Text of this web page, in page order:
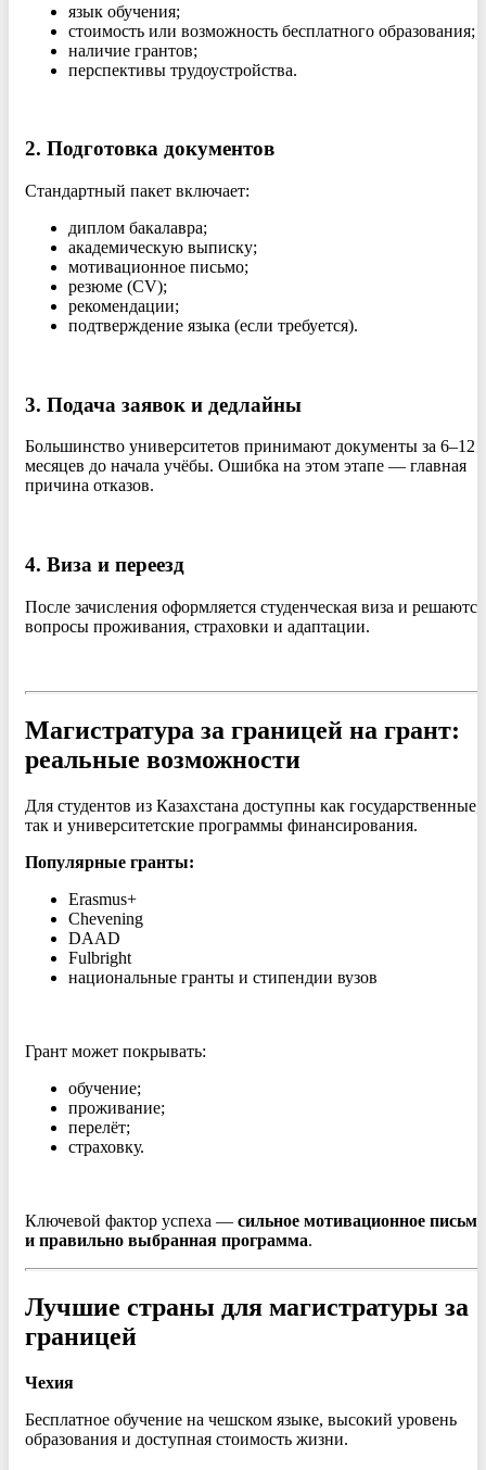
язык обучения;
стоимость или возможность бесплатного образования;
наличие грантов;
перспективы трудоустройства.
2. Подготовка документов
Стандартный пакет включает:
диплом бакалавра;
академическую выписку;
мотивационное письмо;
резюме (CV);
рекомендации;
подтверждение языка (если требуется).
3. Подача заявок и дедлайны
Большинство университетов принимают документы за 6–12
месяцев до начала учёбы. Ошибка на этом этапе — главная
причина отказов.
4. Виза и переезд
После зачисления оформляется студенческая виза и решаются
вопросы проживания, страховки и адаптации.
Магистратура за границей на грант:
реальные возможности
Для студентов из Казахстана доступны как государственные,
так и университетские программы финансирования.
Популярные гранты:
Erasmus+
Chevening
DAAD
Fulbright
национальные гранты и стипендии вузов
Грант может покрывать:
обучение;
проживание;
перелёт;
страховку.
Ключевой фактор успеха — сильное мотивационное письмо
и правильно выбранная программа.
Лучшие страны для магистратуры за
границей
Чехия
Бесплатное обучение на чешском языке, высокий уровень
образования и доступная стоимость жизни.